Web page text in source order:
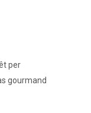
per
gourmand